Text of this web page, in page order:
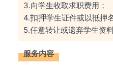
3.向学生收取求职费用；
4.扣押学生证件或以抵押
5.任意转让或遗弃学生资料
服务内容